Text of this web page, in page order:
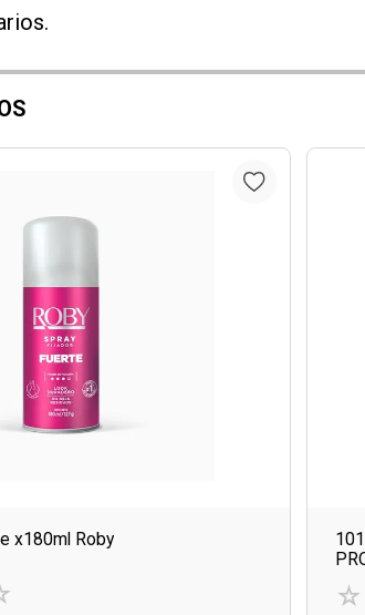
x180ml Roby
☆